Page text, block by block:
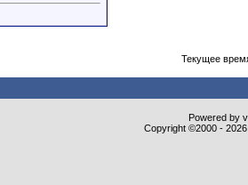
Текущее
Powered by
Copyright ©2000 -